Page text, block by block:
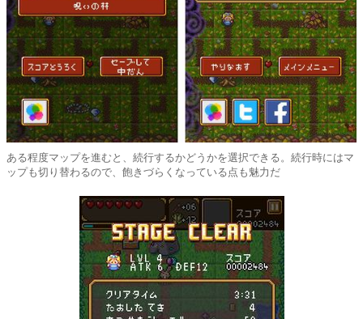
ある程度マップを進むと、続行するかどうかを選択できる。続行時にはマ
ップも切り替わるので、飽きづらくなっている点も魅力だ